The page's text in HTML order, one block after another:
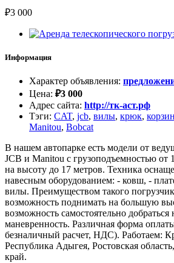
₽3 000
Информация
Характер объявления:
Цена: ₽3 000
Адрес сайта: http://тк-аст.рф
Тэги: CAT, jcb, вилы, крюк,
Manitou, Bobcat
В нашем автопарке есть модели от
JCB и Manitou с грузоподъемностью
на высоту до 17 метров. Техника
навесным оборудованием: - ковш, -
вилы. Преимуществом такого
возможность поднимать на большую
возможность самостоятельно добраться
маневренность. Различная форма
безналичный расчет, НДС). Работаем:
Республика Адыгея, Ростовская
край.